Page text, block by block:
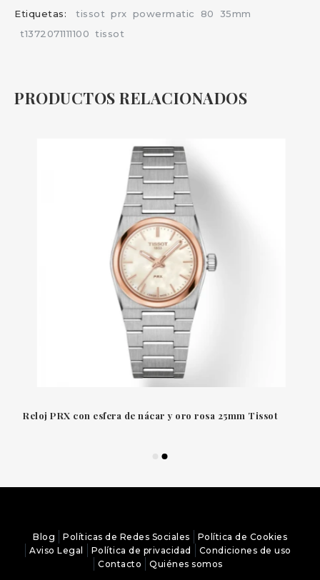
Etiquetas: tissot prx powermatic 80
35mm
t1372071111100 tissot
PRODUCTOS RELACIONADOS
Reloj PRX con esfera de nácar y oro rosa 25mm Tissot
Blog Políticas de Redes Sociales
Política de Cookies
Aviso Legal
Política de privacidad
Condiciones de uso
Contacto
Quiénes somos